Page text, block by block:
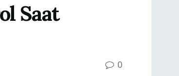
Saat
0